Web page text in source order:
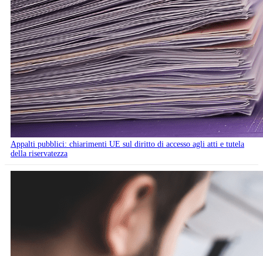
Appalti pubblici: chiarimenti UE sul diritto di accesso agli atti e tutela
della riservatezza